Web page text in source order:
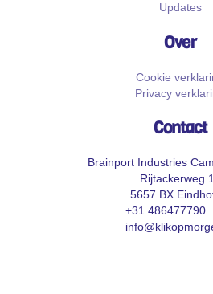
Updates
Over
Cookie
Privacy
Contact
Brainport Industries
Rijtackerweg
5657 BX
+31 486477790